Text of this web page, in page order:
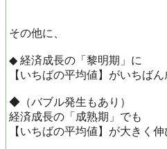
その他に、
◆ 経済成長の「黎明期」に
【いちばの平均値】がいちば
◆（バブル発生もあり）
経済成長の「成熟期」でも
【いちばの平均値】が大きく